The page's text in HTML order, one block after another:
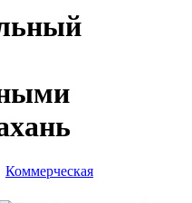
Коммерческая